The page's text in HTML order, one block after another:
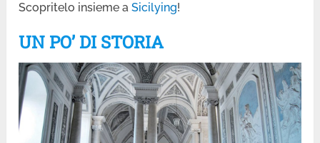
Scopritelo insieme aSicilying!
UN PO’ DI STORIA